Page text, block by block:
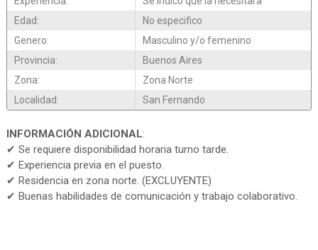
Edad:
No especifico
Genero:
Masculino y/o femenino
Provincia:
Buenos Aires
Zona:
Zona Norte
Localidad:
San Fernando
INFORMACIÓN ADICIONAL:
✔ Se requiere disponibilidad horaria turno tarde.
✔ Experiencia previa en el puesto.
✔ Residencia en zona norte. (EXCLUYENTE)
✔ Buenas habilidades de comunicación y trabajo colaborativo.